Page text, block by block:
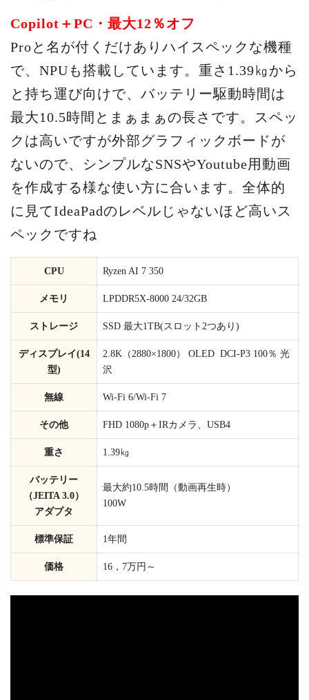
Copilot＋PC・最大12％オフ
Proと名が付くだけありハイスペックな機種
で、NPUも搭載しています。重さ1.39㎏から
と持ち運び向けで、バッテリー駆動時間は
最大10.5時間とまぁまぁの長さです。スペッ
クは高いですが外部グラフィックボードが
ないので、シンプルなSNSやYoutube用動画
を作成する様な使い方に合います。全体的
に見てIdeaPadのレベルじゃないほど高いス
ペックですね
CPU Ryzen AI 7 350
メモリ LPDDR5X-8000 24/32GB
ストレージ SSD 最大1TB(スロット2つあり)
ディスプレイ(14
型)
2.8K（2880×1800） OLED DCI-P3 100％ 光
沢
無線 Wi-Fi 6/Wi-Fi 7
その他 FHD 1080p＋IRカメラ、USB4
重さ 1.39㎏
バッテリー
（JEITA 3.0）
アダプタ
最大約10.5時間（動画再生時）
100W
標準保証 1年間
価格 16，7万円～